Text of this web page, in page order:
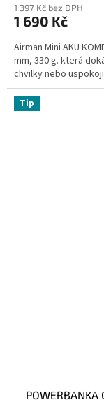
1 397 Kč bez DPH
1 690 Kč
Airman Mini AKU
mm, 330 g. která
chvilky nebo
Tip